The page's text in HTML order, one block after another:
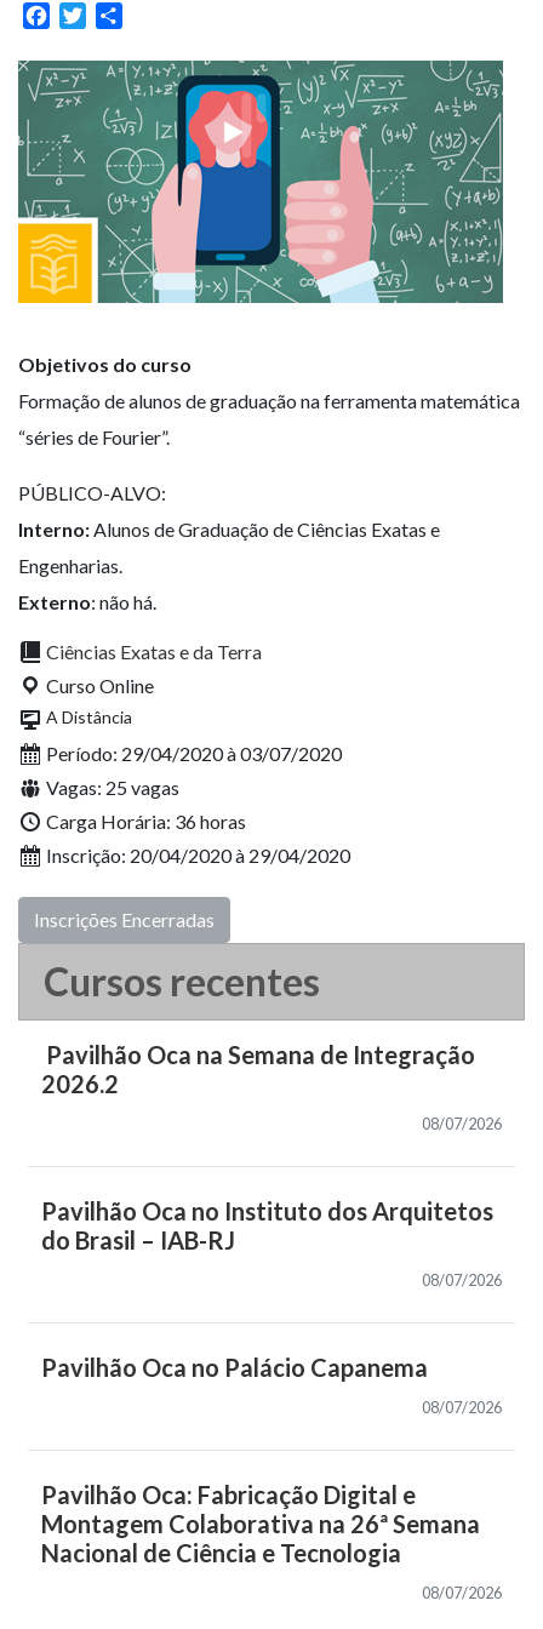
Facebook
Twitter
Objetivos do curso
Formação de alunos de graduação na ferramenta matemática
“séries de Fourier”.
PÚBLICO-ALVO:
Interno:Alunos de Graduação de Ciências Exatas e
Engenharias.
Externo: não há.
Ciências Exatas e da Terra
Curso Online
A Distância
Período: 29/04/2020 à 03/07/2020
Vagas: 25 vagas
Carga Horária: 36 horas
Inscrição: 20/04/2020 à 29/04/2020
Inscrições Encerradas
Cursos recentes
Pavilhão Oca na Semana de Integração
2026.2
08/07/2026
Pavilhão Oca no Instituto dos Arquitetos
do Brasil – IAB-RJ
08/07/2026
Pavilhão Oca no Palácio Capanema
08/07/2026
Pavilhão Oca: Fabricação Digital e
Montagem Colaborativa na 26ª Semana
Nacional de Ciência e Tecnologia
08/07/2026